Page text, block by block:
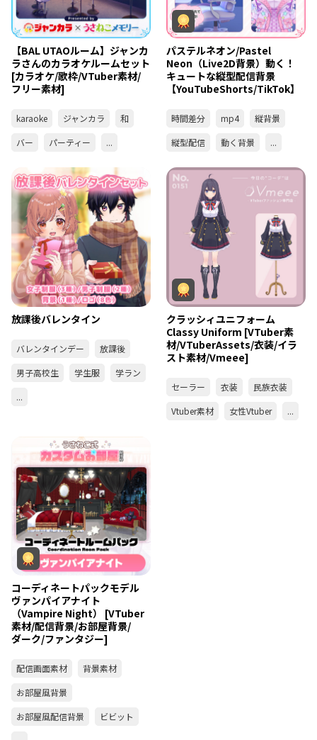
【BAL UTAOルーム】ジャンカ
ラさんのカラオケルームセット
[カラオケ/歌枠/VTuber素材/
フリー素材]
karaoke ジャンカラ
和
バー
パーティー ...
パステルネオン/Pastel
Neon（Live2D背景）動く！
キュートな縦型配信背景
【YouTubeShorts/TikTok】
時間差分 mp4
縦背景
縦型配信
動く背景 ...
放課後バレンタイン
バレンタインデー
放課後
男子高校生
学生服
学ラン
...
クラッシィユニフォーム
Classy Uniform [VTuber素
材/VTuberAssets/衣装/イラ
スト素材/Vmeee]
セーラー 衣装
民族衣装
Vtuber素材
女性Vtuber ...
コーディネートパックモデル
ヴァンパイアナイト
（Vampire Night） [VTuber
素材/配信背景/お部屋背景/
ダーク/ファンタジー]
配信画面素材
背景素材
お部屋風背景
お部屋風配信背景
ビビット